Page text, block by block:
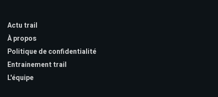
Actu trail
À propos
Politique de confidentialité
Entrainement trail
L'équipe